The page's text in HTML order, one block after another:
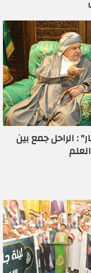
: الراحل جمع بين